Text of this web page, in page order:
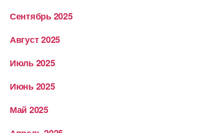
Сентябрь 2025
Август 2025
Июль 2025
Июнь 2025
Май 2025